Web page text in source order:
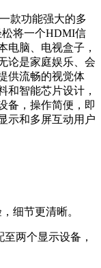
款功能强大的多
将一个HDMI信
电脑、电视盒子，
论是家庭娱乐、会
供流畅的视觉体
和智能芯片设计，
备，操作简便，即
示和多屏互动用户
细节更清晰。
两个显示设备，